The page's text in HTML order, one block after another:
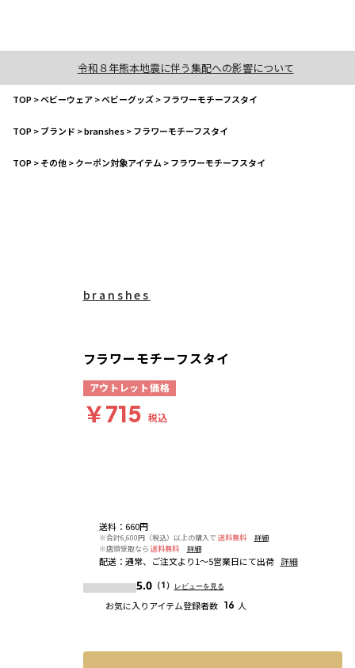
令和８年熊本地震に伴う集配への影響について
TOP>ベビーウェア>ベビーグッズ>フラワーモチーフスタイ
TOP>ブランド >branshes>フラワーモチーフスタイ
TOP>その他>クーポン対象アイテム >フラワーモチーフスタイ
送料： 660円
※合計6,600円（税込）以上の購入で 送料無料
詳細
※店頭受取なら 送料無料 詳細
配送： 通常、ご注文より1～5営業日にて出荷 詳細
5.0（1） レビューを見る
お気に入りアイテム登録者数 16 人
branshes
フラワーモチーフスタイ
アウトレット価格
￥715 税込